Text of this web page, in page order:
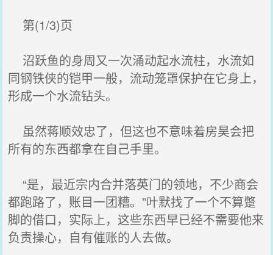
第(1/3)页
沼跃鱼的身周又一次涌动起水流柱，水流如
同钢铁侠的铠甲一般，流动笼罩保护在它身上，
形成一个水流钻头。
虽然蒋顺效忠了，但这也不意味着房昊会把
所有的东西都拿在自己手里。
“是，最近宗内合并落英门的领地，不少商会
都跑路了，账目一团糟。”叶默找了一个不算蹩
脚的借口，实际上，这些东西早已经不需要他来
负责操心，自有催账的人去做。